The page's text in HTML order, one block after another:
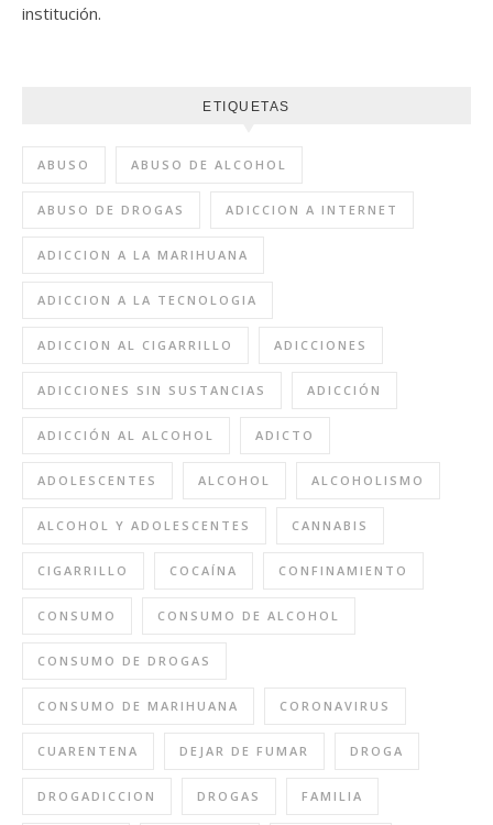
institución.
ETIQUETAS
ABUSO ABUSO DE ALCOHOL
ABUSO DE DROGAS ADICCION A INTERNET
ADICCION A LA MARIHUANA
ADICCION A LA TECNOLOGIA
ADICCION AL CIGARRILLO ADICCIONES
ADICCIONES SIN SUSTANCIAS ADICCIÓN
ADICCIÓN AL ALCOHOL ADICTO
ADOLESCENTES ALCOHOL ALCOHOLISMO
ALCOHOL Y ADOLESCENTES CANNABIS
CIGARRILLO COCAÍNA CONFINAMIENTO
CONSUMO CONSUMO DE ALCOHOL
CONSUMO DE DROGAS
CONSUMO DE MARIHUANA CORONAVIRUS
CUARENTENA DEJAR DE FUMAR DROGA
DROGADICCION DROGAS FAMILIA